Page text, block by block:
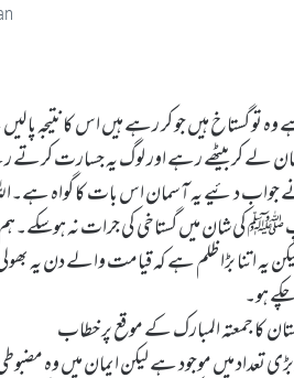
ہیں جو کر رہے ہیں اس کا نتیجہ پا
لے کر بیٹھے رہے اور لوگ یہ جسارت
دئیے یہ آسمان اس بات کا گواہ ہے۔اللہ
ﷺ کی شان میں گستاخی کی جرات نہ ہوسکے۔ہم
بڑا ظلم ہے کہ قیامت والے دن یہ بھولی
ہو۔
کا جمعتہ المبارک کے موقع پر خطاب
میں موجود ہے لیکن ایمان میں وہ